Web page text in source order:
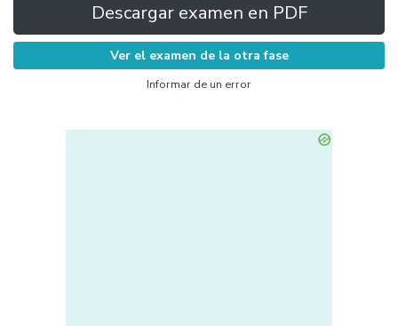
Descargar examen en PDF
Ver el examen de la otra fase
Informar de un error